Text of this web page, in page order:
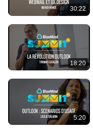
30:22
18:20
5:20